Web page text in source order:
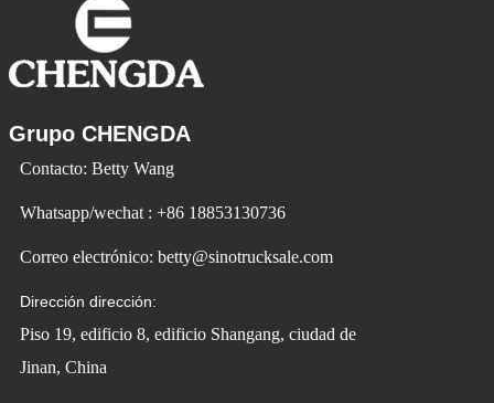
Grupo CHENGDA
Contacto: Betty Wang
Whatsapp/wechat : +86 18853130736
Correo electrónico: betty@sinotrucksale.com
Dirección dirección:
Piso 19, edificio 8, edificio Shangang, ciudad de
Jinan, China